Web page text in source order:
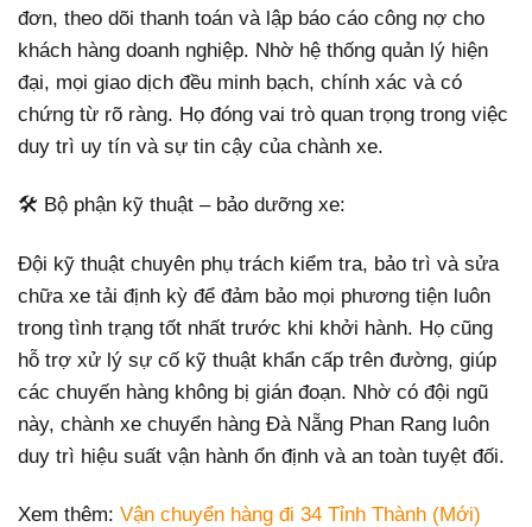
đơn, theo dõi thanh toán và lập báo cáo công nợ cho
khách hàng doanh nghiệp. Nhờ hệ thống quản lý hiện
đại, mọi giao dịch đều minh bạch, chính xác và có
chứng từ rõ ràng. Họ đóng vai trò quan trọng trong việc
duy trì uy tín và sự tin cậy của chành xe.
🛠️ Bộ phận kỹ thuật – bảo dưỡng xe:
Đội kỹ thuật chuyên phụ trách kiểm tra, bảo trì và sửa
chữa xe tải định kỳ để đảm bảo mọi phương tiện luôn
trong tình trạng tốt nhất trước khi khởi hành. Họ cũng
hỗ trợ xử lý sự cố kỹ thuật khẩn cấp trên đường, giúp
các chuyến hàng không bị gián đoạn. Nhờ có đội ngũ
này, chành xe chuyển hàng Đà Nẵng Phan Rang luôn
duy trì hiệu suất vận hành ổn định và an toàn tuyệt đối.
Xem thêm: Vận chuyển hàng đi 34 Tỉnh Thành (Mới)